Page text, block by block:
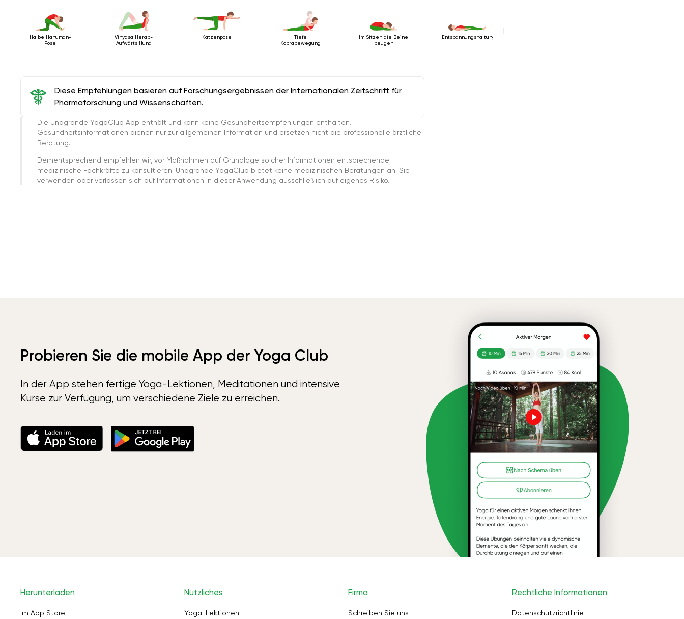
Halbe Hanuman-
Pose
Vinyasa Herab-
Aufwärts Hund
Katzenpose
Tiefe
Kobrabewegung
Im Sitzen die Beine
beugen
Entspannungshaltung
Diese Empfehlungen basieren auf Forschungsergebnissen der Internationalen Zeitschrift für
Pharmaforschung und Wissenschaften.
Die Unagrande YogaClub App enthält und kann keine Gesundheitsempfehlungen enthalten.
Gesundheitsinformationen dienen nur zur allgemeinen Information und ersetzen nicht die professionelle ärztliche
Beratung.
Dementsprechend empfehlen wir, vor Maßnahmen auf Grundlage solcher Informationen entsprechende
medizinische Fachkräfte zu konsultieren. Unagrande YogaClub bietet keine medizinischen Beratungen an. Sie
verwenden oder verlassen sich auf Informationen in dieser Anwendung ausschließlich auf eigenes Risiko.
Probieren Sie die mobile App der Yoga Club
In der App stehen fertige Yoga-Lektionen, Meditationen und intensive
Kurse zur Verfügung, um verschiedene Ziele zu erreichen.
Herunterladen
Im App Store
Nützliches
Yoga-Lektionen
Firma
Schreiben Sie uns
Rechtliche Informationen
Datenschutzrichtlinie